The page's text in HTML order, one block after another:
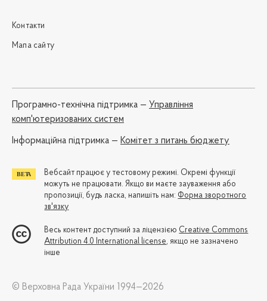
Контакти
Мапа сайту
Програмно-технічна підтримка — Управління
комп'ютеризованих систем
Iнформаційна підтримка — Комітет з питань бюджету
Вебсайт працює у тестовому режимі. Окремі функції
можуть не працювати. Якщо ви маєте зауваження або
пропозиції, будь ласка, напишіть нам: Форма зворотного
зв'язку
Весь контент доступний за ліцензією Creative Commons
Attribution 4.0 International license, якщо не зазначено
інше
© Верховна Рада України 1994—2026